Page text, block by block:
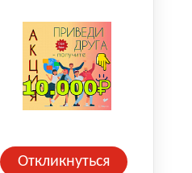
Откликнуться